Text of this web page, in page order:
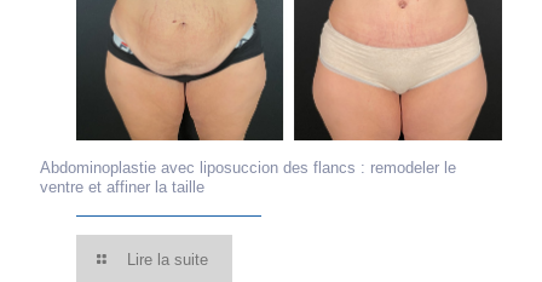
Abdominoplastie avec liposuccion des flancs : remodeler le
ventre et affiner la taille
Lire la suite